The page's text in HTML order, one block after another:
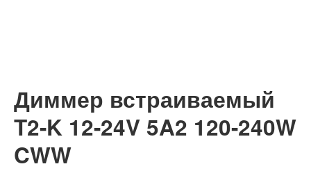
Диммер встраиваемый
T2-K 12-24V 5A2 120-240W
CWW